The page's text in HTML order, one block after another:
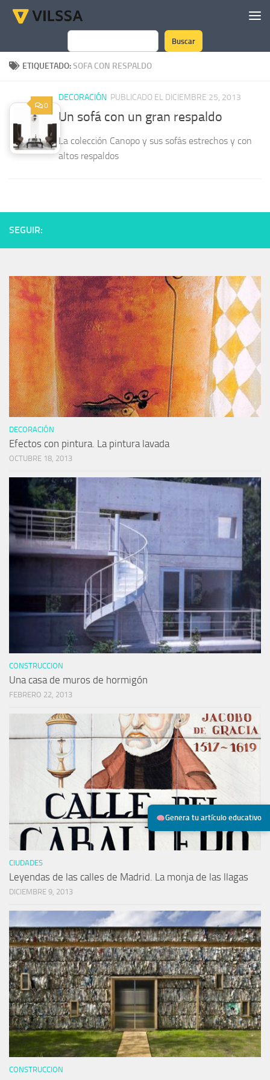
Genera tu artículo educativo
Saltar al contenido
Buscar
Buscar
ETIQUETADO:SOFA CON RESPALDO
0
DECORACIÓN PUBLICADO EL DICIEMBRE 25, 2013
Un sofá con un gran respaldo
La colección Canopo y sus sofás estrechos y con
altos respaldos
SEGUIR:
DECORACIÓN
Efectos con pintura. La pintura lavada
OCTUBRE 18, 2013
CONSTRUCCION
Una casa de muros de hormigón
FEBRERO 22, 2013
CIUDADES
Leyendas de las calles de Madrid. La monja de las llagas
DICIEMBRE 9, 2013
CONSTRUCCION